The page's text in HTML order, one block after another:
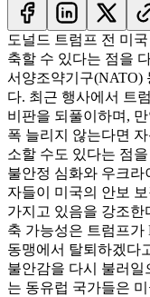
도널드 트럼프 전 미
축할 수 있다는 점을
서양조약기구(NATO)
다. 최근 행사에서 트
비판을 되풀이하며,
폭 늘리지 않는다면
소할 수도 있다는 점
불안정 심화와 우크라
자들이 미국의 안보
가지고 있음을 강조한
축 가능성은 트럼프가
동맹에서 탈퇴하겠다
불안감을 다시 불러일
는 동유럽 국가들은